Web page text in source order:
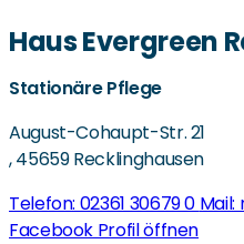
Haus Evergreen
Stationäre Pflege
August-Cohaupt-Str. 21
,45659 Recklinghausen
Telefon: 02361 30679 0
Facebook Profil öffnen